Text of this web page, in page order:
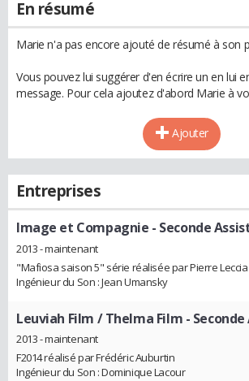
En résumé
Marie n'a pas encore ajouté de résumé à son
Vous pouvez lui suggérer d'en écrire un en lui
message. Pour cela ajoutez d'abord Marie à
Ajouter
Entreprises
Image et Compagnie - Seconde
2013 - maintenant
"Mafiosa saison 5" série réalisée par Pierre Leccia
Ingénieur du Son : Jean Umansky
Leuviah Film / Thelma Film -
2013 - maintenant
F2014 réalisé par Frédéric Auburtin
Ingénieur du Son : Dominique Lacour